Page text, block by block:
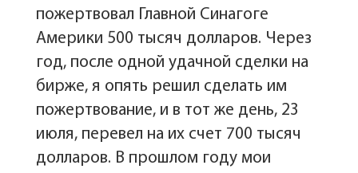
пожертвовал Главной Синагоге
Америки 500 тысяч долларов. Через
год, после одной удачной сделки на
бирже, я опять решил сделать им
пожертвование, и в тот же день, 23
июля, перевел на их счет 700 тысяч
долларов. В прошлом году мои